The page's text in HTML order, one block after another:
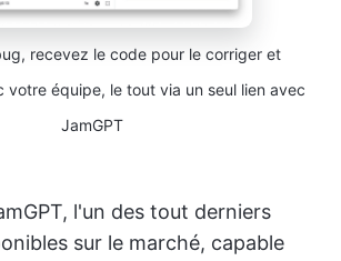
recevez le code pour le corriger et
votre équipe, le tout via un seul lien avec
JamGPT
l'un des tout derniers
sur le marché, capable